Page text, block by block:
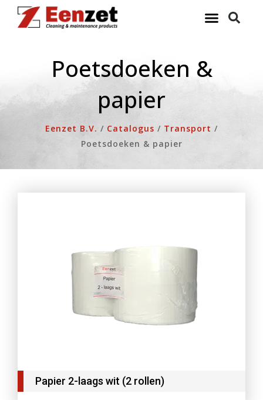
naar
Poetsdoeken &
papier
Eenzet B.V. / Catalogus / Transport /
Poetsdoeken & papier
Papier 2-laags wit (2 rollen)